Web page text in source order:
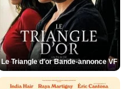
Le Triangle d'or Bande-annonce VF